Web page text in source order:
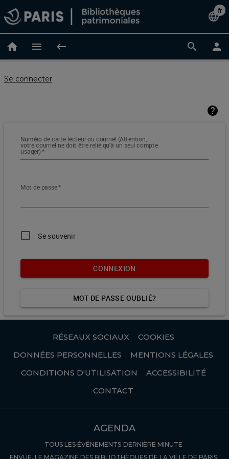
au
contenu
language
de
fr
home menu keyboard_backspace search person
Se connecter
help
Numéro de carte lecteur ou courriel (Attention,
votre courriel ne doit être relié qu'à un seul compte
usager)*
Mot de passe*
Se souvenir
CONNEXION
MOT DE PASSE OUBLIÉ?
RÉSEAUX SOCIAUX
COOKIES
DONNÉES PERSONNELLES
MENTIONS LÉGALES
CONDITIONS D'UTILISATION
ACCESSIBILITÉ
CONTACT
AGENDA
TOUS LES ÉVÉNEMENTS DERNIÈRE MINUTE
ENVUE, LE MAGAZINE DES BIBLIOTHÈQUES DE LA VILLE DE PARIS